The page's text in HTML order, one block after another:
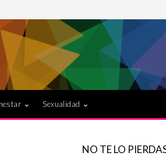
Sexualidad
NO TE LO